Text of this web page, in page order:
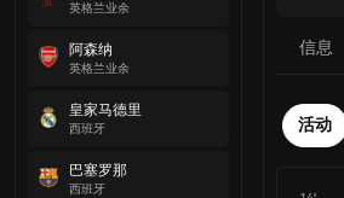
英格兰业余
阿森纳
英格兰业余
皇家马德里
西班牙
巴塞罗那
西班牙
信息
活动